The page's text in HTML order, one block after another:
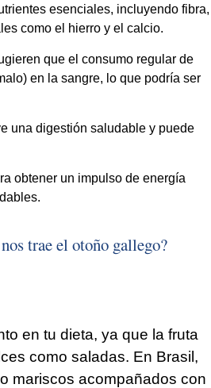
esenciales, incluyendo fibra,
como el hierro y el calcio.
que el consumo regular de
en la sangre, lo que podría ser
una digestión saludable y puede
obtener un impulso de energía
trae el otoño gallego?
en tu dieta, ya que la fruta
como saladas. En Brasil,
mariscos acompañados con